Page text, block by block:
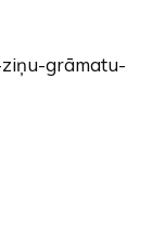
ziņu-grāmatu-